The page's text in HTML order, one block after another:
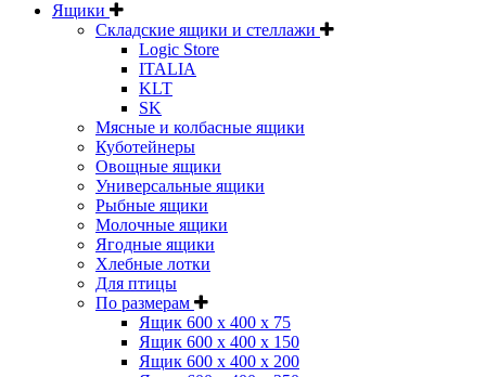
Ящики
Складские ящики и стеллажи
Logic Store
ITALIA
KLT
SK
Мясные и колбасные ящики
Куботейнеры
Овощные ящики
Универсальные ящики
Рыбные ящики
Молочные ящики
Ягодные ящики
Хлебные лотки
Для птицы
По размерам
Ящик 600 х 400 х 75
Ящик 600 х 400 х 150
Ящик 600 х 400 х 200